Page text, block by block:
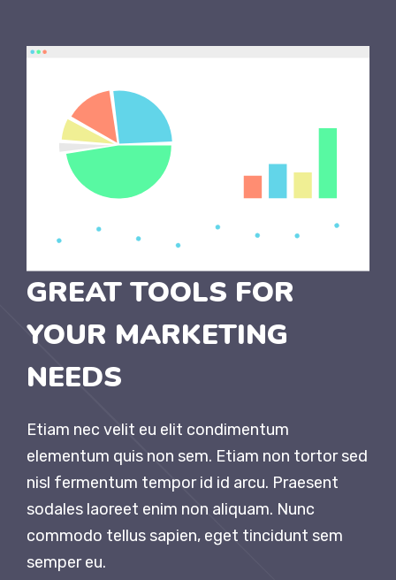
GREAT TOOLS FOR
YOUR MARKETING
NEEDS
Etiam nec velit eu elit condimentum
elementum quis non sem. Etiam non tortor sed
nisl fermentum tempor id id arcu. Praesent
sodales laoreet enim non aliquam. Nunc
commodo tellus sapien, eget tincidunt sem
semper eu.